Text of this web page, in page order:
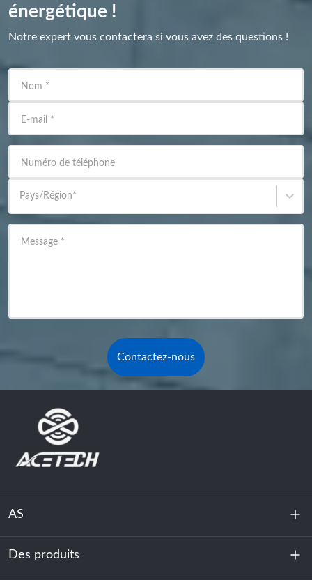
énergétique !
Notre expert vous contactera si vous avez des questions !
Nom *
E-mail *
Numéro de téléphone
Pays/Région*
Message *
Contactez-nous
AS
À propos de nous
Des produits